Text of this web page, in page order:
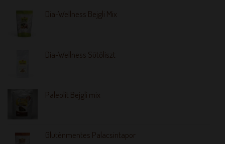
Dia-Wellness Bejgli Mix
Dia-Wellness Sütőliszt
Paleolit Bejgli mix
Gluténmentes Palacsintapor